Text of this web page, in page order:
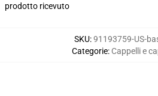
prodotto ricevuto
SKU:91193759-US-
Categorie: Cappelli e